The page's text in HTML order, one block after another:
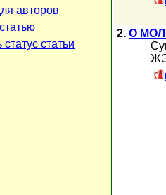
авторов
статьи
2. О